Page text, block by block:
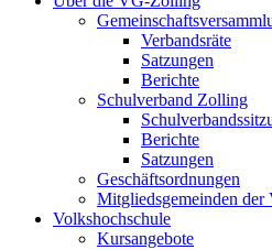
Verbandsräte
Satzungen
Berichte
Schulverband Zolling
Berichte
Satzungen
Geschäftsordnungen
Mitgliedsgemeinden der
Volkshochschule
Kursangebote